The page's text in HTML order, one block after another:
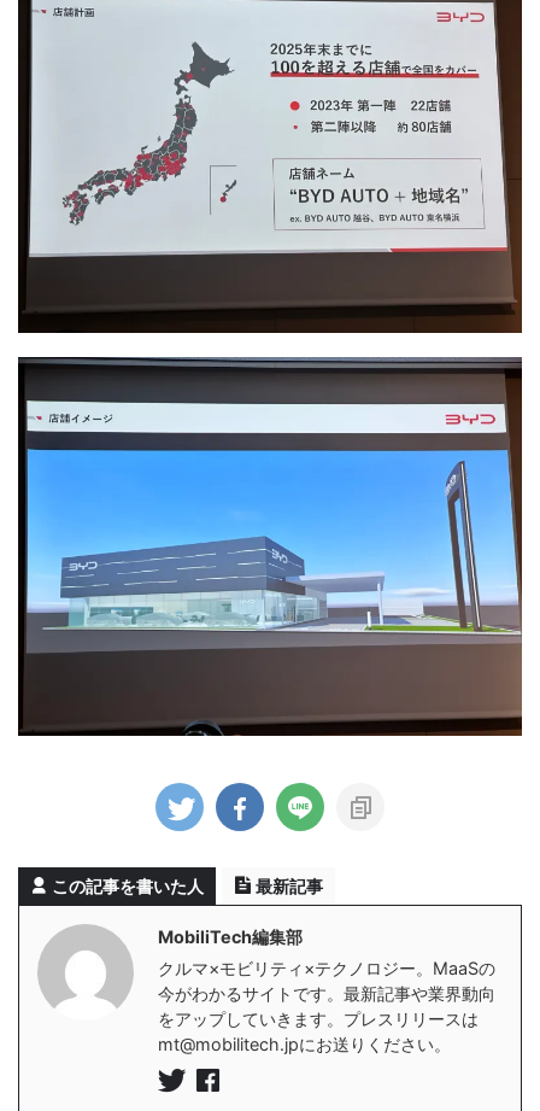
この記事を書いた人 最新記事
MobiliTech編集部
クルマ×モビリティ×テクノロジー。MaaSの
今がわかるサイトです。最新記事や業界動向
をアップしていきます。プレスリリースは
mt@mobilitech.jpにお送りください。